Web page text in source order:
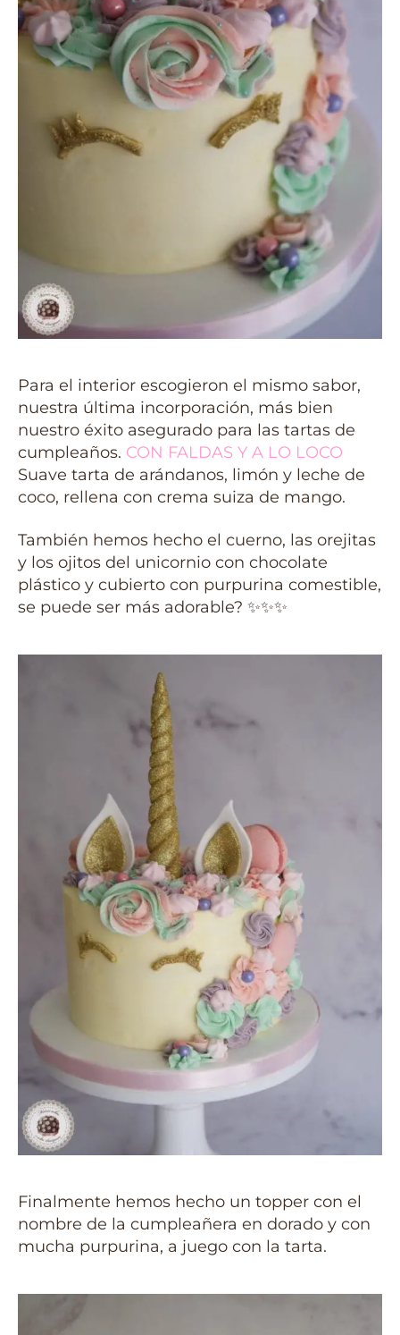
Para el interior escogieron el mismo sabor,
nuestra última incorporación, más bien
nuestro éxito asegurado para las tartas de
cumpleaños. CON FALDAS Y A LO LOCO
Suave tarta de arándanos, limón y leche de
coco, rellena con crema suiza de mango.
También hemos hecho el cuerno, las orejitas
y los ojitos del unicornio con chocolate
plástico y cubierto con purpurina comestible,
se puede ser más adorable? ✨✨✨
Finalmente hemos hecho un topper con el
nombre de la cumpleañera en dorado y con
mucha purpurina, a juego con la tarta.